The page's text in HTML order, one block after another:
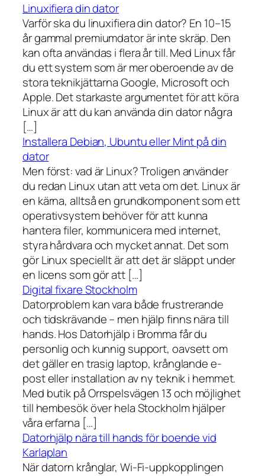
Linuxifiera din dator
Varför ska du linuxifiera din dator? En 10–15
år gammal premiumdator är inte skräp. Den
kan ofta användas i flera år till. Med Linux får
du ett system som är mer oberoende av de
stora teknikjättarna Google, Microsoft och
Apple. Det starkaste argumentet för att köra
Linux är att du kan använda din dator några
[…]
Installera Debian, Ubuntu eller Mint på din
dator
Men först: vad är Linux? Troligen använder
du redan Linux utan att veta om det. Linux är
en kärna, alltså en grundkomponent som ett
operativsystem behöver för att kunna
hantera filer, kommunicera med internet,
styra hårdvara och mycket annat. Det som
gör Linux speciellt är att det är släppt under
en licens som gör att […]
Digital fixare Stockholm
Datorproblem kan vara både frustrerande
och tidskrävande – men hjälp finns nära till
hands. Hos Datorhjälp i Bromma får du
personlig och kunnig support, oavsett om
det gäller en trasig laptop, krånglande e-
post eller installation av ny teknik i hemmet.
Med butik på Orrspelsvägen 13 och möjlighet
till hembesök över hela Stockholm hjälper
våra erfarna […]
Datorhjälp nära till hands för boende vid
Karlaplan
När datorn krånglar, Wi-Fi-uppkopplingen